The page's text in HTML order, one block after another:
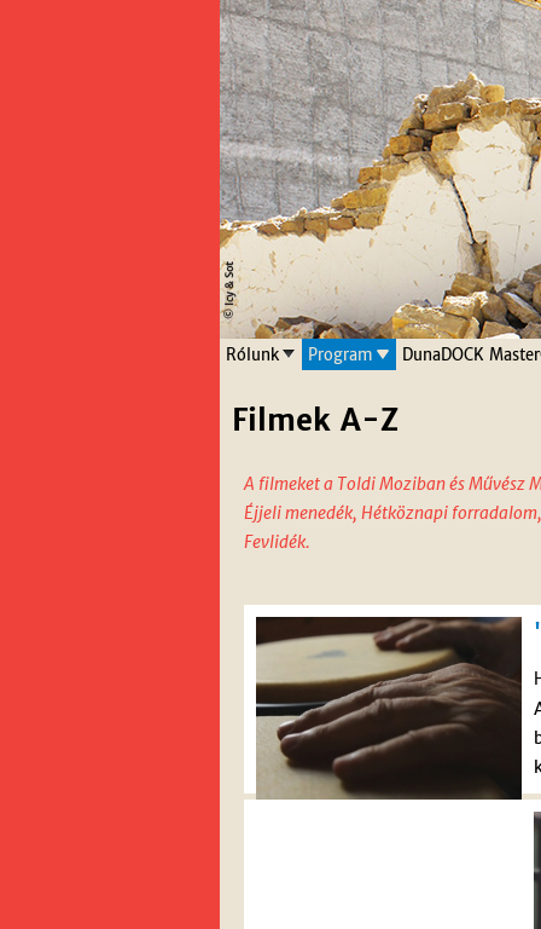
Filmek A-Z
A filmeket a Toldi Moziban és Művész
Éjjeli menedék, Hétköznapi
Fevlidék.
Rólunk Program DunaDOCK